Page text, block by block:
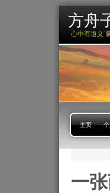
方舟
心中有道义
主页
一